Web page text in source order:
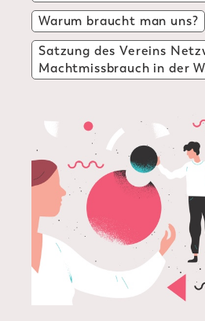
Warum braucht man uns?
Satzung des Vereins
Machtmissbrauch in der